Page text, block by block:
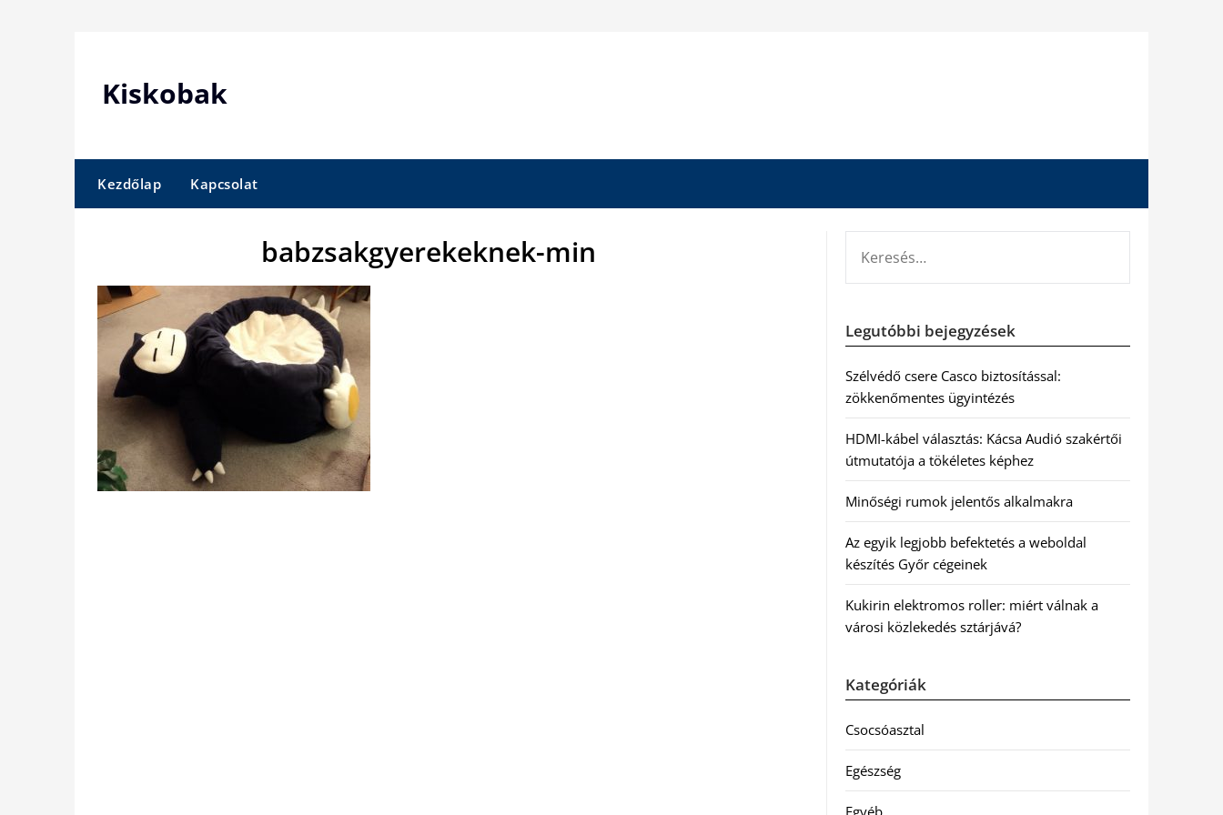
Kiskobak
Kezdőlap Kapcsolat
babzsakgyerekeknek-min
Legutóbbi bejegyzések
Szélvédő csere Casco biztosítással:
zökkenőmentes ügyintézés
HDMI-kábel választás: Kácsa Audió szakértői
útmutatója a tökéletes képhez
Minőségi rumok jelentős alkalmakra
Az egyik legjobb befektetés a weboldal
készítés Győr cégeinek
Kukirin elektromos roller: miért válnak a
városi közlekedés sztárjává?
Kategóriák
Csocsóasztal
Egészség
Egyéb